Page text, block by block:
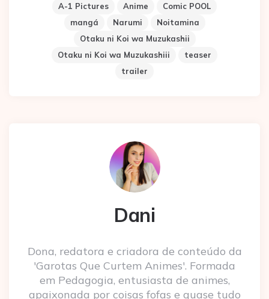
A-1 Pictures Anime
Comic POOL
mangá
Narumi
Noitamina
Otaku ni Koi wa Muzukashii
Otaku ni Koi wa Muzukashiii
teaser
trailer
Dani
Dona, redatora e criadora de conteúdo da
'Garotas Que Curtem Animes'. Formada
em Pedagogia, entusiasta de animes,
apaixonada por coisas fofas e quase tudo